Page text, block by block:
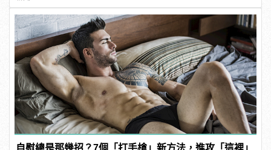
自慰總是那幾招？7個「打手槍」新方法，進攻「這裡」